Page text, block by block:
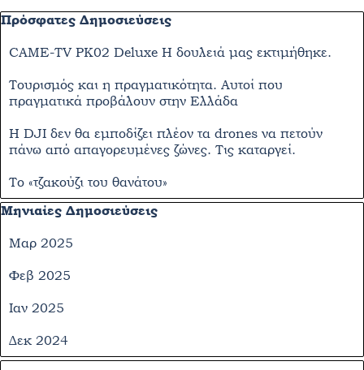
Παράλειψη μπλόκ Πρόσφατες Δημοσιεύσεις
Πρόσφατες Δημοσιεύσεις
CAME-TV PK02 Deluxe Η δουλειά μας εκτιμήθηκε.
Τουρισμός και η πραγματικότητα. Αυτοί που
πραγματικά προβάλουν στην Ελλάδα
Η DJI δεν θα εμποδίζει πλέον τα drones να πετούν
πάνω από απαγορευμένες ζώνες. Τις καταργεί.
Το «τζακούζι του θανάτου»
Παράλειψη μπλόκ Μηνιαίες Δημοσιεύσεις
Μηνιαίες Δημοσιεύσεις
Μαρ 2025
Φεβ 2025
Ιαν 2025
Δεκ 2024